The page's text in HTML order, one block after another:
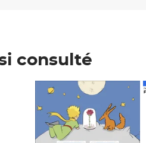
consulté
Prix 7,50€